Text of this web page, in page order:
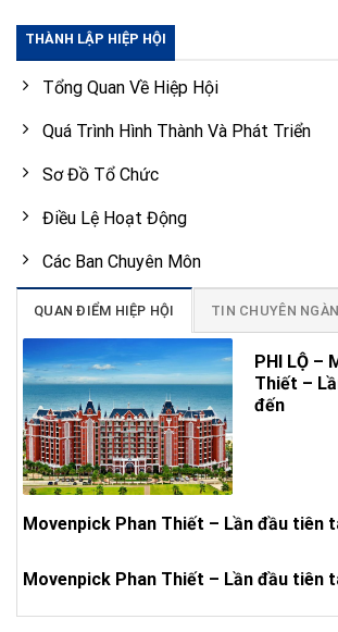
THÀNH LẬP HIỆP HỘI
Tổng Quan Về Hiệp Hội
Quá Trình Hình Thành Và Phát Triển
Sơ Đồ Tổ Chức
Điều Lệ Hoạt Động
Các Ban Chuyên Môn
QUAN ĐIỂM HIỆP HỘI TIN CHUYÊN
PHI LỘ –
Thiết –
đến
Movenpick Phan Thiết – Lần đầu tiên
Movenpick Phan Thiết – Lần đầu tiên